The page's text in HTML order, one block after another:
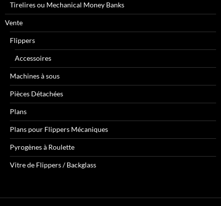
Tirelires ou Mechanical Money Banks
Vente
Flippers
Accessoires
Machines à sous
Pièces Détachées
Plans
Plans pour Flippers Mécaniques
Pyrogènes à Roulette
Vitre de Flippers / Backglass